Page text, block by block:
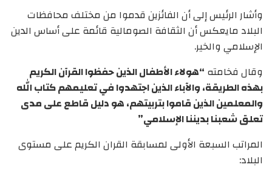
وأشار الرئيس إلى أن الفائزين قدموا من مختلف محافظات
البلاد مايعكس أن الثقافة الصومالية قائمة على أساس الدين
الإسلامي والخير.
وقال فخامته “هولاء الأطفال الذين حفظوا القرآن الكريم
بهذه الطريقة، والآباء الذين اجتهدوا في تعليمهم كتاب الله
والمعلمين الذين قاموا بتربيتهم، هو دليل قاطع على مدى
تعلق شعبنا بديننا الإسلامي”
المراتب السبعة الأولى لمسابقة القران الكريم على مستوى
البلاد: